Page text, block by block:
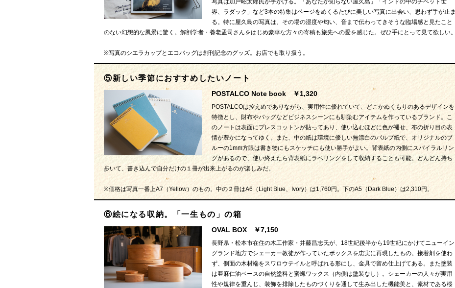
写真は加戸昭太郎氏が手がける。「あなたが知らない屋久島」「インドの中のチベット世
界、ラダック」など3本の特集はページをめくるたびに美しい写真に出会い、思わず手が止ま
る。特に屋久島の写真は、その場の湿度や匂い、音まで伝わってきそうな臨場感と見たこと
のない幻想的な風景に驚く。解剖学者・養老孟司さんをはじめ豪華な方々の寄稿も旅先への愛を感じた。ぜひ手にとって見て欲しい。
※写真のシエラカップとエコバッグは創刊記念のグッズ。お店でも取り扱う。
⑤新しい季節におすすめしたいノート
POSTALCO Note book ￥1,320
POSTALCOは控えめでありながら、実用性に優れていて、どこかぬくもりのあるデザインを
特徴とし、財布やバッグなどビジネスシーンにも馴染むアイテムを作っているブランド。こ
のノートは表面にプレスコットンが貼ってあり、使い込むほどに色が褪せ、布の折り目の表
情が豊かになってゆく。また、中の紙は環境に優しい無漂白のパルプ紙で、オリジナルのブ
ルーの1mm方眼は書き物にもスケッチにも使い勝手がよい。背表紙の内側にスパイラルリン
グがあるので、使い終えたら背表紙にラベリングをして収納することも可能。どんどん持ち
歩いて、書き込んで自分だけの１冊が出来上がるのが楽しみだ。
※価格は写真一番上A7（Yellow）のもの。中の２冊はA6（Light Blue、Ivory）は1,760円。下のA5（Dark Blue）は2,310円。
⑥絵になる収納。「一生もの」の箱
OVAL BOX ￥7,150
長野県・松本市在住の木工作家・井藤昌志氏が、18世紀後半から19世紀にかけてニューイン
グランド地方でシェーカー教徒が作っていたボックスを忠実に再現したもの。接着剤を使わ
ず、側面の木材端をスワロウテイルと呼ばれる形にし、金具で留め仕上げてある。また塗装
は亜麻仁油ベースの自然塗料と蜜蝋ワックス（内側は塗装なし）。シェーカーの人々が実用
性や規律を重んじ、装飾を排除したものづくりを通して生み出した機能美と、素材である桜